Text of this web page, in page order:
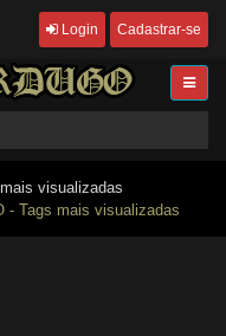
Login Cadastrar-se
visualizadas
- Tags mais visualizadas